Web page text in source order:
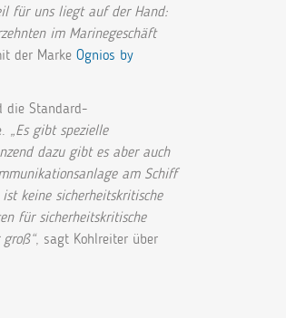
für uns liegt auf der Hand:
im Marinegeschäft
der Marke Ognios by
die Standard-
„Es gibt spezielle
dazu gibt es aber auch
am Schiff
keine sicherheitskritische
für sicherheitskritische
, sagt Kohlreiter über